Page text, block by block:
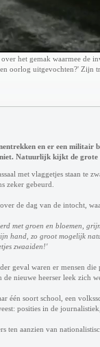
het gemak waarmee de
oorlog uitgevochten?' Zijn
en er een militair
Natuurlijk kijkt de
met vlaggetjes staan te
zeker gebeurd.
de dag van de intocht,
met groen en bloemen,
hand, zo groot mogelijk
zwaaiden!'
geval waren er mensen die
nieuwe heerser leek zich
één soort school, een
posities in de
ten aanzien van